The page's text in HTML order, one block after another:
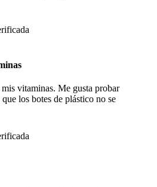
vitaminas. Me gusta probar
los botes de plástico no se